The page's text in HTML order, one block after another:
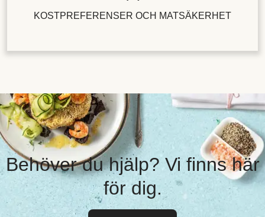
KOSTPREFERENSER OCH MATSÄKERHET
Behöver du hjälp? Vi finns här
för dig.